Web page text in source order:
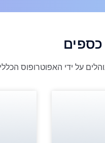
כספים
על ידי האפוטרופוס